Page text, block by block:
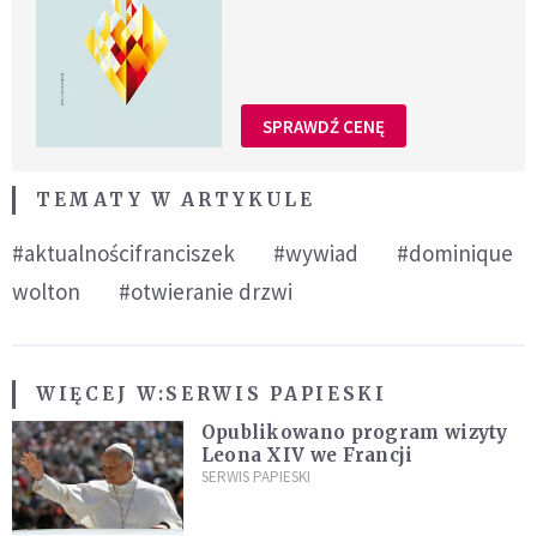
SPRAWDŹ CENĘ
TEMATY W ARTYKULE
#aktualnościfranciszek #wywiad
#dominique
wolton
#otwieranie drzwi
WIĘCEJ W:SERWIS PAPIESKI
Opublikowano program wizyty
Leona XIV we Francji
SERWIS PAPIESKI